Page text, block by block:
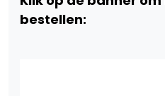
bestellen: